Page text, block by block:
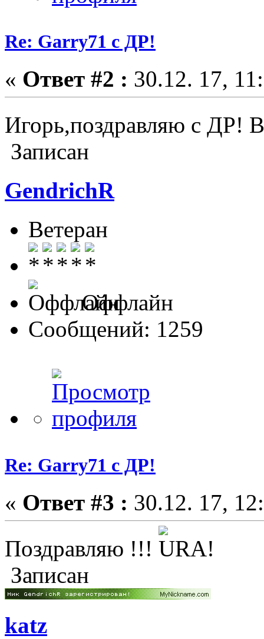
Re: Garry71 с ДР!
« Ответ #2 : 30.12. 17,
Игорь,поздравляю с ДР!
Записан
GendrichR
Ветеран
Оффлайн
Сообщений: 1259
Re: Garry71 с ДР!
« Ответ #3 : 30.12. 17,
Поздравляю !!!
Записан
katz